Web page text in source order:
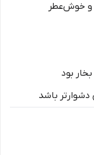
و خوش‌عطر
بود
باشد